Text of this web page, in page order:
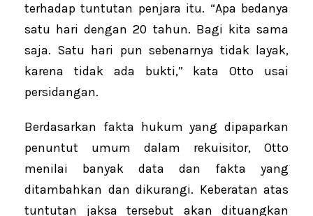
terhadap tuntutan penjara itu. “Apa bedanya
satu hari dengan 20 tahun. Bagi kita sama
saja. Satu hari pun sebenarnya tidak layak,
karena tidak ada bukti,” kata Otto usai
persidangan.
Berdasarkan fakta hukum yang dipaparkan
penuntut umum dalam rekuisitor, Otto
menilai banyak data dan fakta yang
ditambahkan dan dikurangi. Keberatan atas
tuntutan jaksa tersebut akan dituangkan